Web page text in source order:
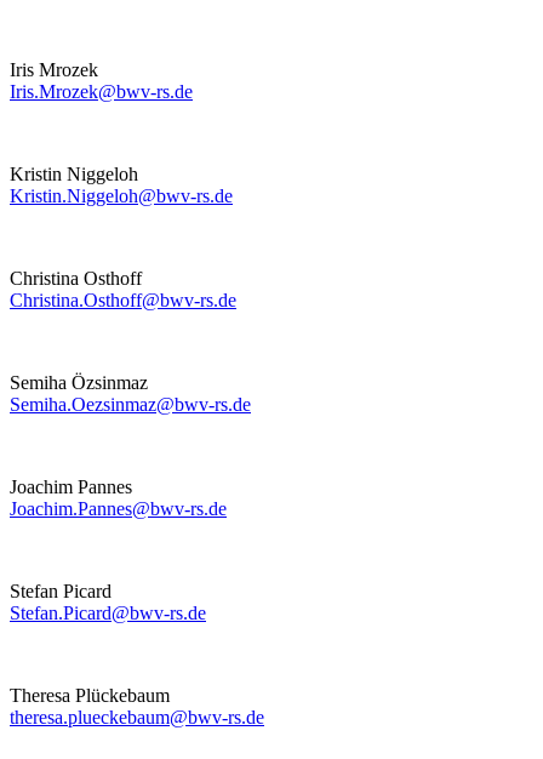
Iris Mrozek
Iris.Mrozek@bwv-rs.de
Kristin Niggeloh
Kristin.Niggeloh@bwv-rs.de
Christina Osthoff
Christina.Osthoff@bwv-rs.de
Semiha Özsinmaz
Semiha.Oezsinmaz@bwv-rs.de
Joachim Pannes
Joachim.Pannes@bwv-rs.de
Stefan Picard
Stefan.Picard@bwv-rs.de
Theresa Plückebaum
theresa.plueckebaum@bwv-rs.de